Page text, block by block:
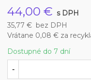
44,00 € s DPH
35,77 € bez DPH
Vrátane 0,08 € za
Dostupné do 7 dní
-